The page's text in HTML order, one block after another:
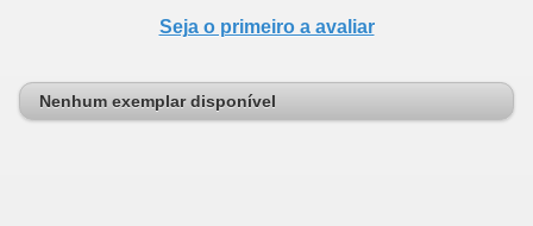
Seja o primeiro a avaliar
Nenhum exemplar disponível